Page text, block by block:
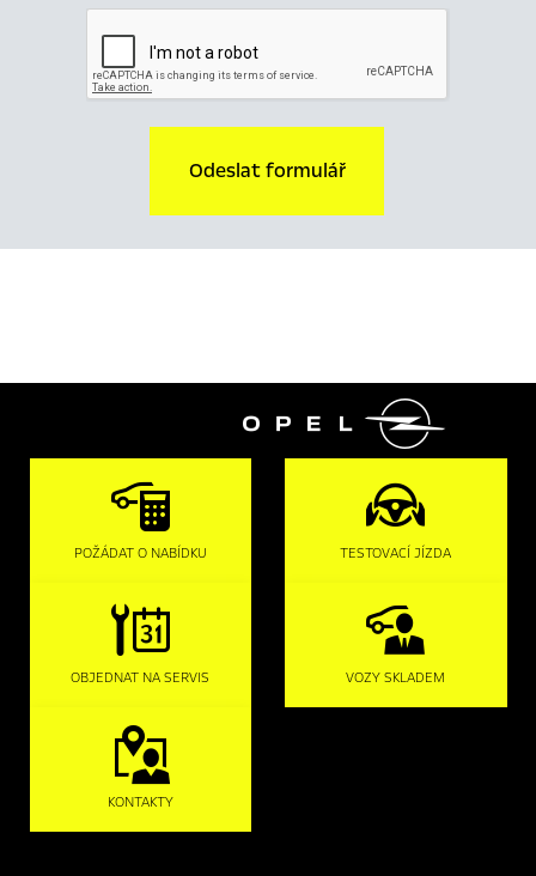
Odeslat formulář

POŽÁDAT O NABÍDKU TESTOVACÍ JÍZDA
OBJEDNAT NA SERVIS VOZY SKLADEM
KONTAKTY